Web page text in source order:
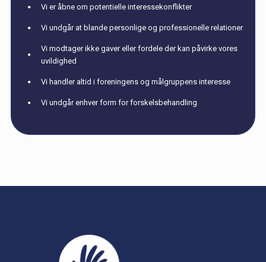
Vi er åbne om potentielle interessekonflikter
Vi undgår at blande personlige og professionelle relationer
Vi modtager ikke gaver eller fordele der kan påvirke vores
uvildighed
Vi handler altid i foreningens og målgruppens interesse
Vi undgår enhver form for forskelsbehandling